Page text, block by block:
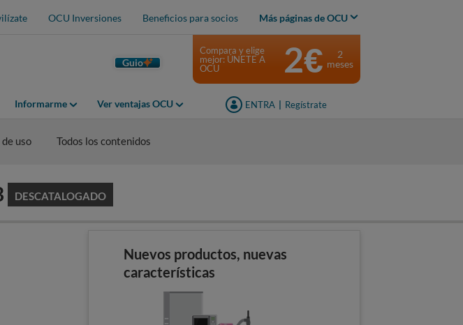
OCU Inversiones Beneficios para socios Más páginas de OCU
Guio
Informarme Ver ventajas OCU ENTRA Regístrate
Compara y elige
mejor: ÚNETE A
OCU
2€
2
meses
uso Todos los contenidos
DESCATALOGADO
Nuevos productos, nuevas
características